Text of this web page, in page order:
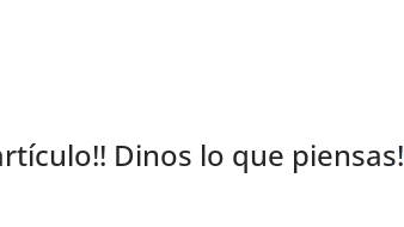
Dinos lo que piensas!